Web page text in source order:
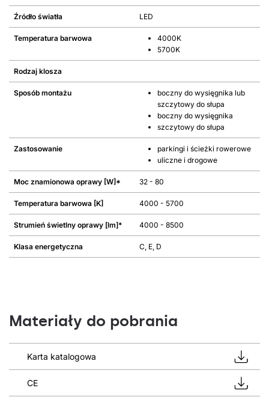
Źródło światła LED
Temperatura barwowa
4000K
5700K
Rodzaj klosza
Sposób montażu
boczny do wysięgnika lub
szczytowy do słupa
boczny do wysięgnika
szczytowy do słupa
Zastosowanie
parkingi i ścieżki rowerowe
uliczne i drogowe
Moc znamionowa oprawy [W]* 32 - 80
Temperatura barwowa [K] 4000 - 5700
Strumień świetlny oprawy [lm]* 4000 - 8500
Klasa energetyczna C, E, D
Materiały do pobrania
Karta katalogowa
CE